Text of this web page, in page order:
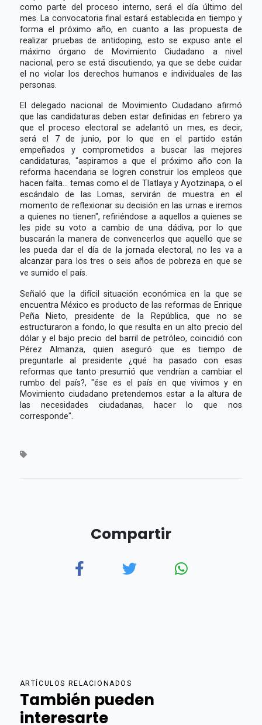
como parte del proceso interno, será el día último del
mes. La convocatoria final estará establecida en tiempo y
forma el próximo año, en cuanto a las propuesta de
realizar pruebas de antidoping, esto se expuso ante el
máximo órgano de Movimiento Ciudadano a nivel
nacional, pero se está discutiendo, ya que se debe cuidar
el no violar los derechos humanos e individuales de las
personas.
El delegado nacional de Movimiento Ciudadano afirmó
que las candidaturas deben estar definidas en febrero ya
que el proceso electoral se adelantó un mes, es decir,
será el 7 de junio, por lo que en el partido están
empeñados y comprometidos a buscar las mejores
candidaturas, "aspiramos a que el próximo año con la
reforma hacendaria se logren construir los empleos que
hacen falta... temas como el de Tlatlaya y Ayotzinapa, o el
escándalo de las Lomas, servirán de muestra en el
momento de reflexionar su decisión en las urnas e iremos
a quienes no tienen", refiriéndose a aquellos a quienes se
les pide su voto a cambio de una dádiva, por lo que
buscarán la manera de convencerlos que aquello que se
les pueda dar el día de la jornada electoral, no les va a
alcanzar para los tres o seis años de pobreza en que se
ve sumido el país.
Señaló que la difícil situación económica en la que se
encuentra México es producto de las reformas de Enrique
Peña Nieto, presidente de la República, que no se
estructuraron a fondo, lo que resulta en un alto precio del
dólar y el bajo precio del barril de petróleo, coincidió con
Pérez Almanza, quien aseguró que es tiempo de
preguntarle al presidente ¿qué ha pasado con esas
reformas que tanto presumió que vendrían a cambiar el
rumbo del país?, "ése es el país en que vivimos y en
Movimiento ciudadano pretendemos estar a la altura de
las necesidades ciudadanas, hacer lo que nos
corresponde".
Compartir
ARTÍCULOS RELACIONADOS
También pueden
interesarte